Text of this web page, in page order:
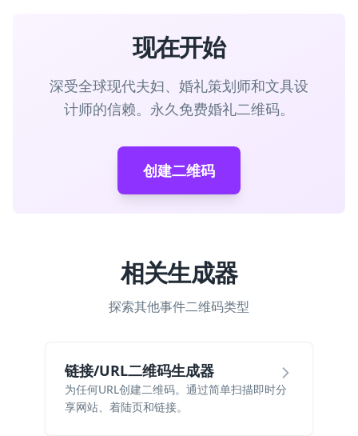
现在开始
深受全球现代夫妇、婚礼策划师和文具设
计师的信赖。永久免费婚礼二维码。
创建二维码
相关生成器
探索其他事件二维码类型
链接/URL二维码生成器
为任何URL创建二维码。通过简单扫描即时分
享网站、着陆页和链接。